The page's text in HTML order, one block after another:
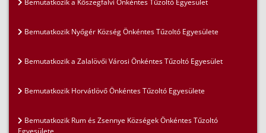
Bemutatkozik a Kőszegfalvi Önkéntes Tűzoltó Egyesület
Bemutatkozik Nyőgér Község Önkéntes Tűzoltó Egyesülete
Bemutatkozik a Zalalövői Városi Önkéntes Tűzoltó Egyesület
Bemutatkozik Horvátlövő Önkéntes Tűzoltó Egyesülete
Bemutatkozik Rum és Zsennye Községek Önkéntes Tűzoltó
Egyesülete